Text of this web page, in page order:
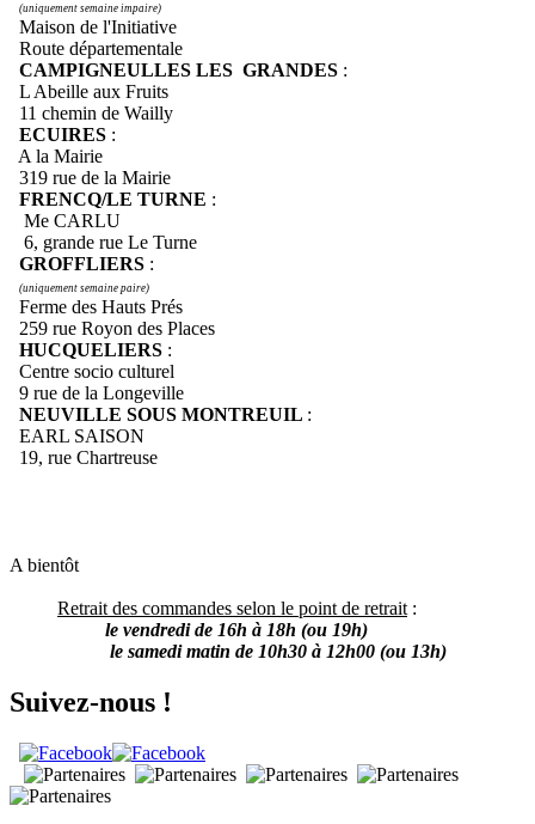
(uniquement semaine impaire)
Maison de l'Initiative
Route départementale
CAMPIGNEULLES LES GRANDES :
L Abeille aux Fruits
11 chemin de Wailly
ECUIRES :
A la Mairie
319 rue de la Mairie
FRENCQ/LE TURNE :
Me CARLU
6, grande rue Le Turne
GROFFLIERS :
(uniquement semaine paire)
Ferme des Hauts Prés
259 rue Royon des Places
HUCQUELIERS :
Centre socio culturel
9 rue de la Longeville
NEUVILLE SOUS MONTREUIL :
EARL SAISON
19, rue Chartreuse
A bientôt
Retrait des commandes selon le point de retrait :
le vendredi de 16h à 18h (ou 19h)
le samedi matin de 10h30 à 12h00 (ou 13h)
Suivez-nous !